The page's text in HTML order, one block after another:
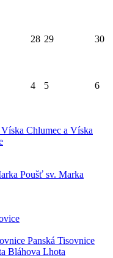
28 29 30
4 5
6
Chlumec a Víska
Poušť sv. Marka
Panská Tisovnice
Bláhova Lhota